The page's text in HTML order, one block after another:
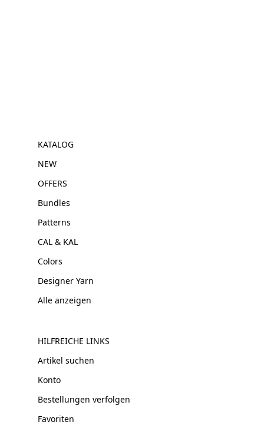
KATALOG
NEW
OFFERS
Bundles
Patterns
CAL & KAL
Colors
Designer Yarn
Alle anzeigen
HILFREICHE LINKS
Artikel suchen
Konto
Bestellungen verfolgen
Favoriten